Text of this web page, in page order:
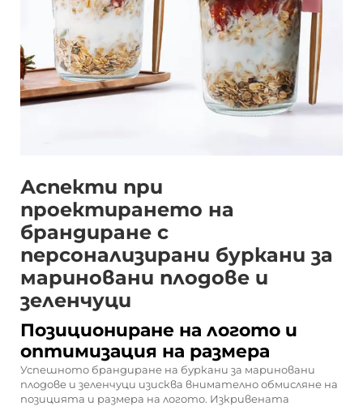
Аспекти при
проектирането на
брандиране с
персонализирани буркани за
мариновани плодове и
зеленчуци
Позициониране на логото и
оптимизация на размера
Успешното брандиране на буркани за мариновани
плодове и зеленчуци изисква внимателно обмисляне на
позицията и размера на логото. Изкривената